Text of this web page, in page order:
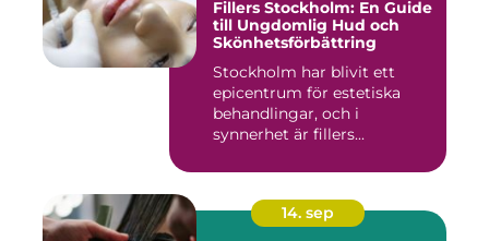
Fillers Stockholm: En Guide
till Ungdomlig Hud och
Skönhetsförbättring
Stockholm har blivit ett
epicentrum för estetiska
behandlingar, och i
synnerhet är fillers...
14. sep